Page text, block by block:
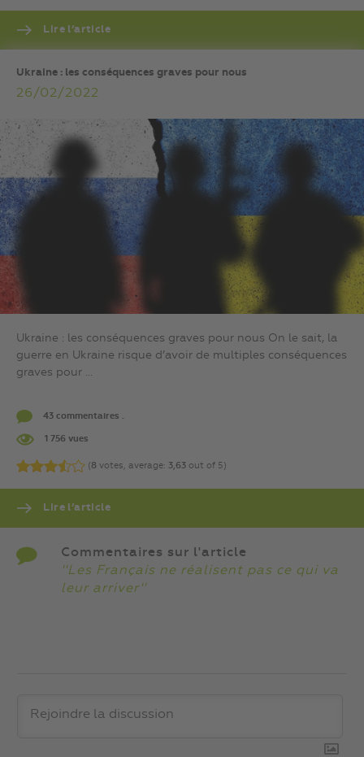
Lire l’article
Ukraine : les conséquences graves pour nous
26/02/2022
Ukraine : les conséquences graves pour nous On le sait, la
guerre en Ukraine risque d’avoir de multiples conséquences
graves pour ...
43 commentaires .
1 756 vues
(8 votes, average: 3,63 out of 5)
Lire l’article
Commentaires sur l'article
''Les Français ne réalisent pas ce qui va
leur arriver''